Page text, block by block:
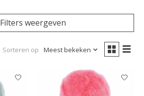
Filters weergeven
Sorteren op Meest bekeken